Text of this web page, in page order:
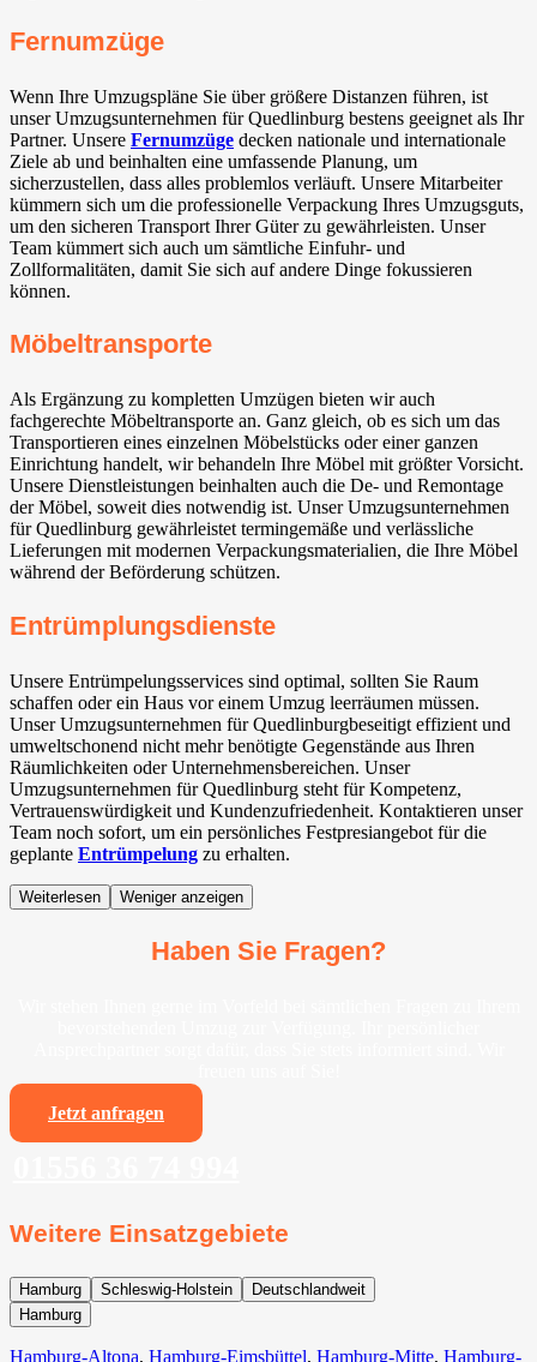
Fernumzüge
Wenn Ihre Umzugspläne Sie über größere Distanzen führen, ist
unser Umzugsunternehmen für Quedlinburg bestens geeignet als Ihr
Partner. Unsere Fernumzüge decken nationale und internationale
Ziele ab und beinhalten eine umfassende Planung, um
sicherzustellen, dass alles problemlos verläuft. Unsere Mitarbeiter
kümmern sich um die professionelle Verpackung Ihres Umzugsguts,
um den sicheren Transport Ihrer Güter zu gewährleisten. Unser
Team kümmert sich auch um sämtliche Einfuhr- und
Zollformalitäten, damit Sie sich auf andere Dinge fokussieren
können.
Möbeltransporte
Als Ergänzung zu kompletten Umzügen bieten wir auch
fachgerechte Möbeltransporte an. Ganz gleich, ob es sich um das
Transportieren eines einzelnen Möbelstücks oder einer ganzen
Einrichtung handelt, wir behandeln Ihre Möbel mit größter Vorsicht.
Unsere Dienstleistungen beinhalten auch die De- und Remontage
der Möbel, soweit dies notwendig ist. Unser Umzugsunternehmen
für Quedlinburg gewährleistet termingemäße und verlässliche
Lieferungen mit modernen Verpackungsmaterialien, die Ihre Möbel
während der Beförderung schützen.
Entrümplungsdienste
Unsere Entrümpelungsservices sind optimal, sollten Sie Raum
schaffen oder ein Haus vor einem Umzug leerräumen müssen.
Unser Umzugsunternehmen für Quedlinburgbeseitigt effizient und
umweltschonend nicht mehr benötigte Gegenstände aus Ihren
Räumlichkeiten oder Unternehmensbereichen. Unser
Umzugsunternehmen für Quedlinburg steht für Kompetenz,
Vertrauenswürdigkeit und Kundenzufriedenheit. Kontaktieren unser
Team noch sofort, um ein persönliches Festpresiangebot für die
geplante Entrümpelung zu erhalten.
Weiterlesen Weniger anzeigen
Haben Sie Fragen?
Jetzt anfragen
Weitere Einsatzgebiete
Hamburg Schleswig-Holstein
Deutschlandweit
Hamburg
Hamburg-Altona, Hamburg-Eimsbüttel, Hamburg-Mitte, Hamburg-